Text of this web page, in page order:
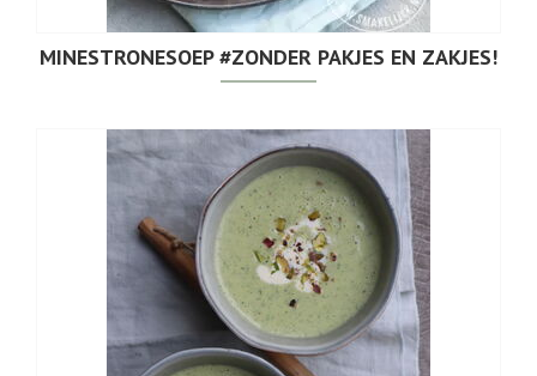
MINESTRONESOEP #ZONDER PAKJES EN ZAKJES!